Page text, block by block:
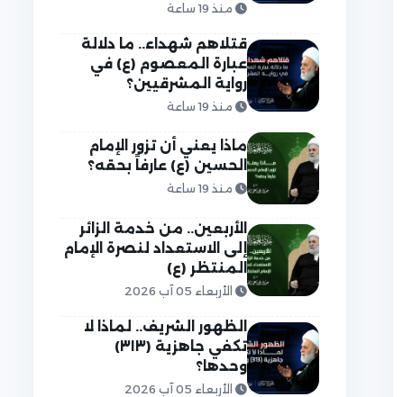
منذ 19 ساعة
قتلاهم شهداء.. ما دلالة
عبارة المعصوم (ع) في
رواية المشرقيين؟
منذ 19 ساعة
ماذا يعني أن تزور الإمام
الحسين (ع) عارفاً بحقه؟
منذ 19 ساعة
الأربعين.. من خدمة الزائر
إلى الاستعداد لنصرة الإمام
المنتظر (ع)
الأربعاء 05 آب 2026
الظهور الشريف.. لماذا لا
تكفي جاهزية (٣١٣)
وحدها؟
الأربعاء 05 آب 2026